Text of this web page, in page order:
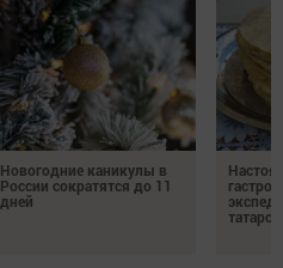
Новогодние каникулы в
России сократятся до 11
дней